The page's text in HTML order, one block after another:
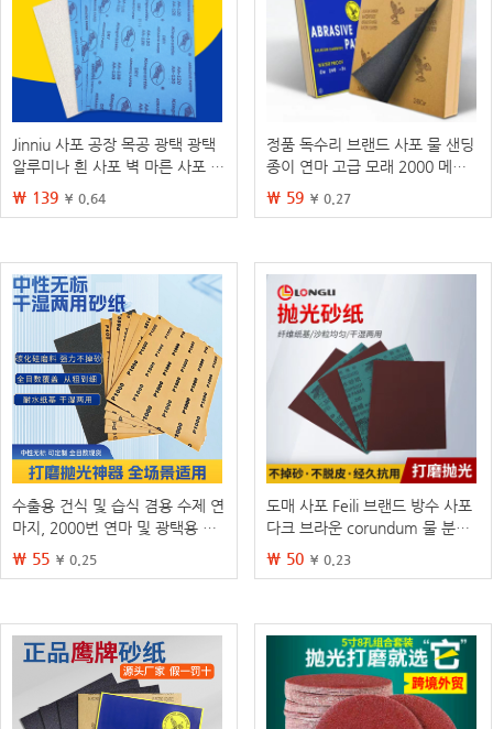
Jinniu 사포 공장 목공 광택 광택
알루미나 흰 사포 벽 마른 사포 광
장 사포
₩ 139 ¥ 0.64
정품 독수리 브랜드 사포 물 샌딩
종이 연마 고급 모래 2000 메쉬
놀이 목공 자동차 사포 도매
₩ 59 ¥ 0.27
수출용 건식 및 습식 겸용 수제 연
마지, 2000번 연마 및 광택용 사
포, 목공용 60~10000번 사포
₩ 55 ¥ 0.25
도매 사포 Feili 브랜드 방수 사포
다크 브라운 corundum 물 분쇄
붉은 사포 홈 장식 금속 연마 사포
₩ 50 ¥ 0.23